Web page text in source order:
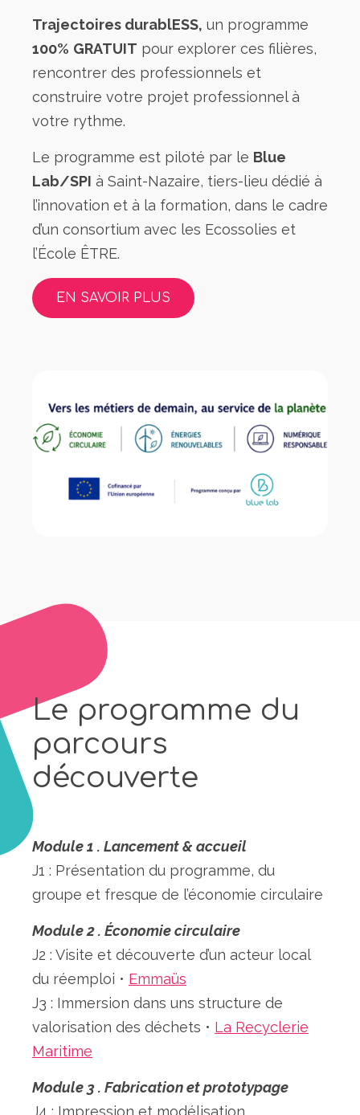
Trajectoires durablESS, un programme
100% GRATUIT pour explorer ces filières,
rencontrer des professionnels et
construire votre projet professionnel à
votre rythme.
Le programme est piloté par le Blue
Lab/SPI à Saint-Nazaire, tiers-lieu dédié à
l’innovation et à la formation, dans le cadre
d’un consortium avec les Ecossolies et
l’École ÊTRE.
EN SAVOIR PLUS
Le programme du
parcours
découverte
Module 1 . Lancement & accueil
J1 : Présentation du programme, du
groupe et fresque de l’économie circulaire
Module 2 . Économie circulaire
J2 : Visite et découverte d’un acteur local
du réemploi • Emmaüs
J3 : Immersion dans uns structure de
valorisation des déchets • La Recyclerie
Maritime
Module 3 . Fabrication et prototypage
J4 : Impression et modélisation